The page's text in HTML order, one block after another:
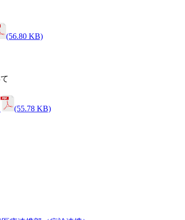
(56.80 KB)
(55.78 KB)